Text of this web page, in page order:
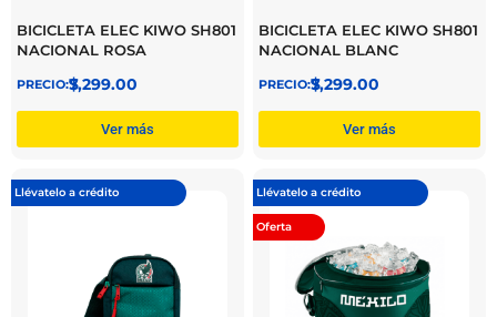
BICICLETA ELEC KIWO SH801
NACIONAL ROSA
$
7,299.00
Ver más
BICICLETA ELEC KIWO SH801
NACIONAL BLANC
$
7,299.00
Ver más
Llévatelo a crédito Llévatelo a crédito
Oferta